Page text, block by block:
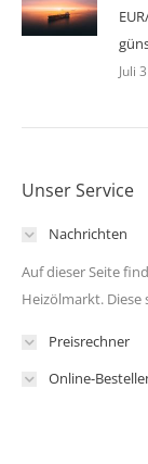
Juli
Unser Service
Nachrichten
Auf dieser Seite
Heizölmarkt. Diese
Preisrechner
Online-